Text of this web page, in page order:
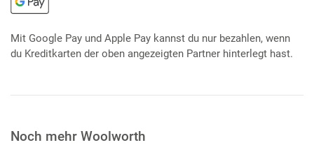
Mit Google Pay und Apple Pay kannst du nur bezahlen, wenn
du Kreditkarten der oben angezeigten Partner hinterlegt hast.
Noch mehr Woolworth